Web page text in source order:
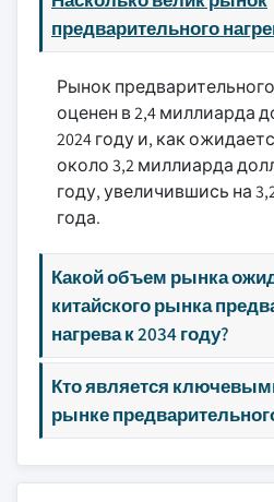
предварительного
Рынок
оценен в 2,4 миллиарда
2024 году и, как
около 3,2 миллиарда
году, увеличившись на
года.
Какой объем рынка
китайского рынка
нагрева к 2034 году?
Кто является
рынке